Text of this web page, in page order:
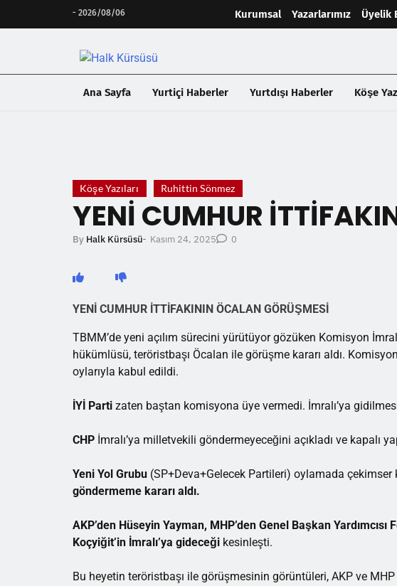
- 2026/08/06 Kurumsal Yazarlarımız Üyelik
Ana Sayfa Yurtiçi Haberler Yurtdışı Haberler Köşe
Köşe Yazıları Ruhittin Sönmez
YENİ CUMHUR
By Halk Kürsüsü- Kasım 24, 2025 0
YENİ CUMHUR İTTİFAKININ ÖCALAN GÖRÜŞMESİ
TBMM’de yeni açılım sürecini yürütüyor gözüken Komisyon
hükümlüsü, teröristbaşı Öcalan ile görüşme kararı aldı.
oylarıyla kabul edildi.
İYİ Parti zaten baştan komisyona üye vermedi. İmralı’ya
CHP İmralı’ya milletvekili göndermeyeceğini açıkladı ve kapalı
Yeni Yol Grubu (SP+Deva+Gelecek Partileri) oylamada çekimser
göndermeme kararı aldı.
AKP’den Hüseyin Yayman, MHP’den Genel Başkan Yardımcısı
Koçyiğit’in İmralı’ya gideceği kesinleşti.
Bu heyetin teröristbaşı ile görüşmesinin görüntüleri, AKP ve